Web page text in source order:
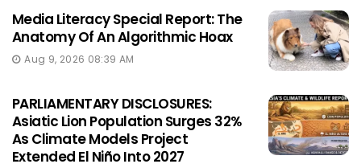
Media Literacy Special Report: The
Anatomy Of An Algorithmic Hoax
Aug 9, 2026 08:39 AM
PARLIAMENTARY DISCLOSURES:
Asiatic Lion Population Surges 32%
As Climate Models Project
Extended El Niño Into 2027